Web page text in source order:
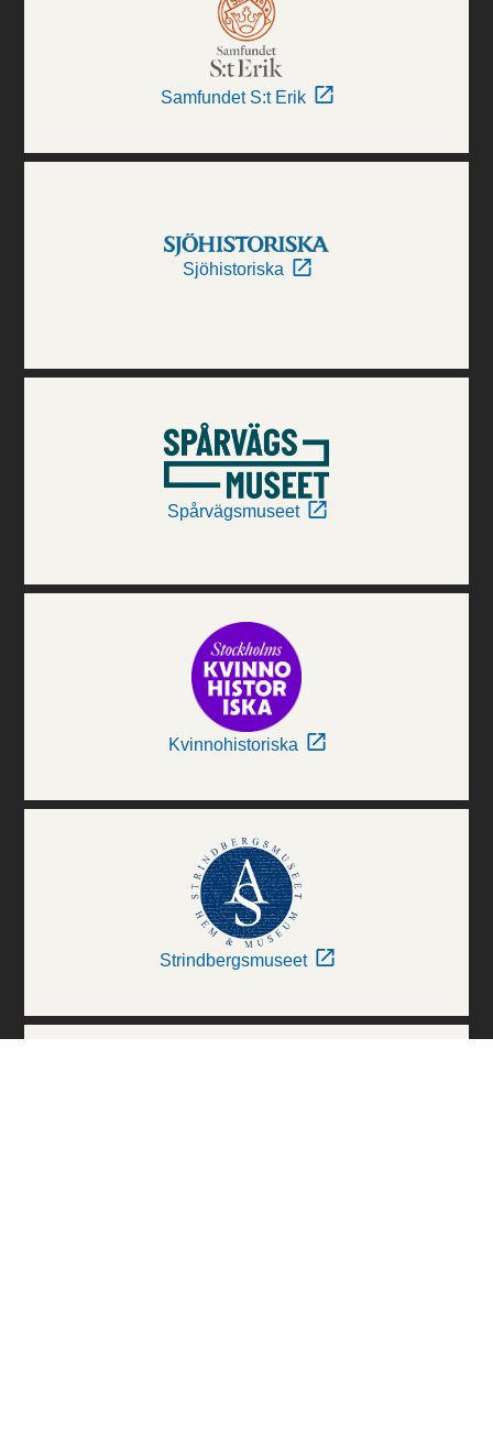
Samfundet S:t Erik
Sjöhistoriska
Spårvägsmuseet
Kvinnohistoriska
Strindbergsmuseet